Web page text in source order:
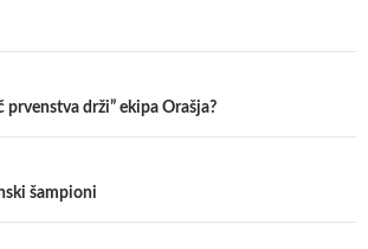
prvenstva drži” ekipa Orašja?
šampioni